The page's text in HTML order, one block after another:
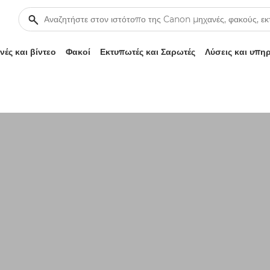
και βίντεο Φακοί Εκτυπωτές και Σαρωτές Λύσεις και